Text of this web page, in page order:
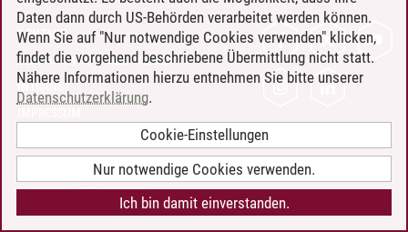
KONTAKT
LEUPHANA ALS ARBEITGEBER
INTRANET
BARRIEREFREIHEIT
COOKIE-EINSTELLUNGEN
Daten dann durch US-Behörden verarbeitet werden können.
Wenn Sie auf "Nur notwendige Cookies verwenden" klicken,
findet die vorgehend beschriebene Übermittlung nicht statt.
Nähere Informationen hierzu entnehmen Sie bitte unserer
Datenschutzerklärung.
Cookie-Einstellungen
Nur notwendige Cookies verwenden.
Ich bin damit einverstanden.